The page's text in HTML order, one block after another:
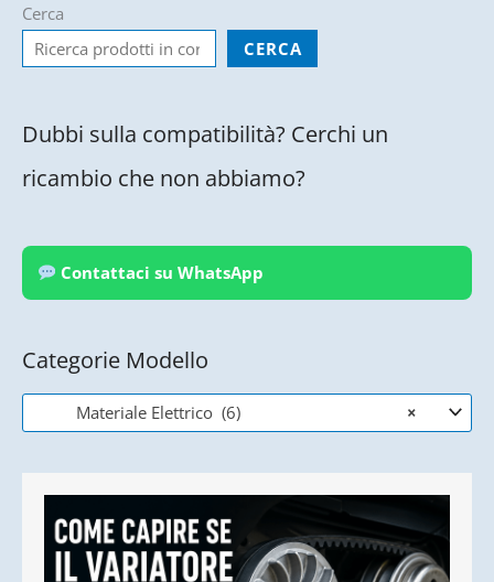
Cerca
CERCA
Dubbi sulla compatibilità? Cerchi un
ricambio che non abbiamo?
Contattaci su WhatsApp
Categorie Modello
×
Materiale Elettrico (6)